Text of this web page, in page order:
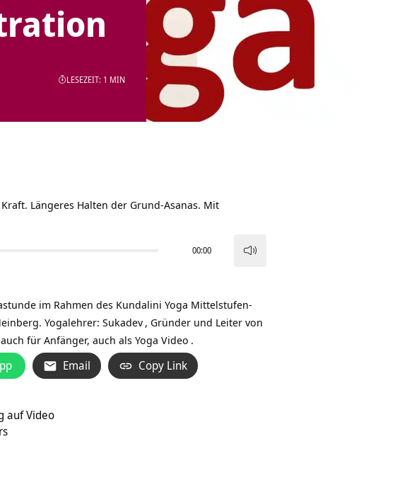
LESEZEIT: 1 MIN
Längeres Halten der Grund-Asanas. Mit
00:00
im Rahmen des Kundalini Yoga Mittelstufen-
Yogalehrer: Sukadev , Gründer und Leiter von
für Anfänger, auch als Yoga Video .
Email Copy Link
auf Video